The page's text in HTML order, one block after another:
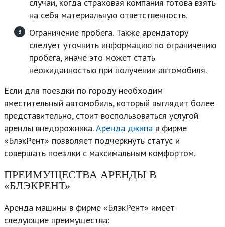
на себя материальную ответственность.
Ограничение пробега. Также арендатору
следует уточнить информацию по ограничению
пробега, иначе это может стать
неожиданностью при получении автомобиля.
Если для поездки по городу необходим
вместительный автомобиль, который выглядит более
представительно, стоит воспользоваться услугой
аренды внедорожника.Аренда джипа в фирме
«БлэкРент» позволяет подчеркнуть статус и
совершать поездки с максимальным комфортом.
ПРЕИМУЩЕСТВА АРЕНДЫ В
«БЛЭКРЕНТ»
Аренда машины в фирме «БлэкРент» имеет
следующие преимущества: